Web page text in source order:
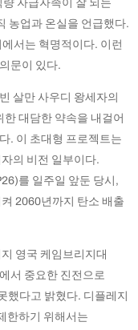
자급자족이 잘 되는
농업과 온실을 언급했다.
서는 혁명적이다. 이런
문이 있다.
살만 사우디 왕세자의
대담한 약속을 내걸어
. 이 초대형 프로젝트는
의 비전 일부이다.
를 일주일 앞둔 당시,
2060년까지 탄소 배출
영국 케임브리지대
서 중요한 진전으로
했다고 밝혔다. 디플레지
한하기 위해서는